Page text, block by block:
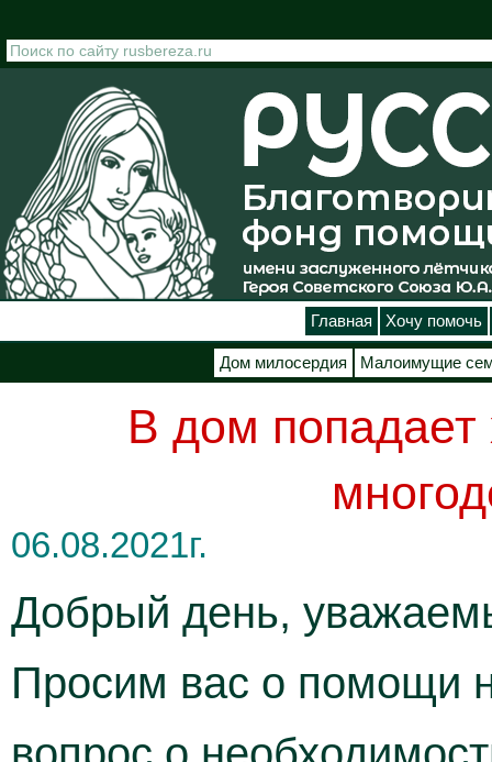
Главная Хочу помочь
Дом милосердия Малоимущие
В дом
06.08.2021г.
Добрый день,
Просим вас о помощи